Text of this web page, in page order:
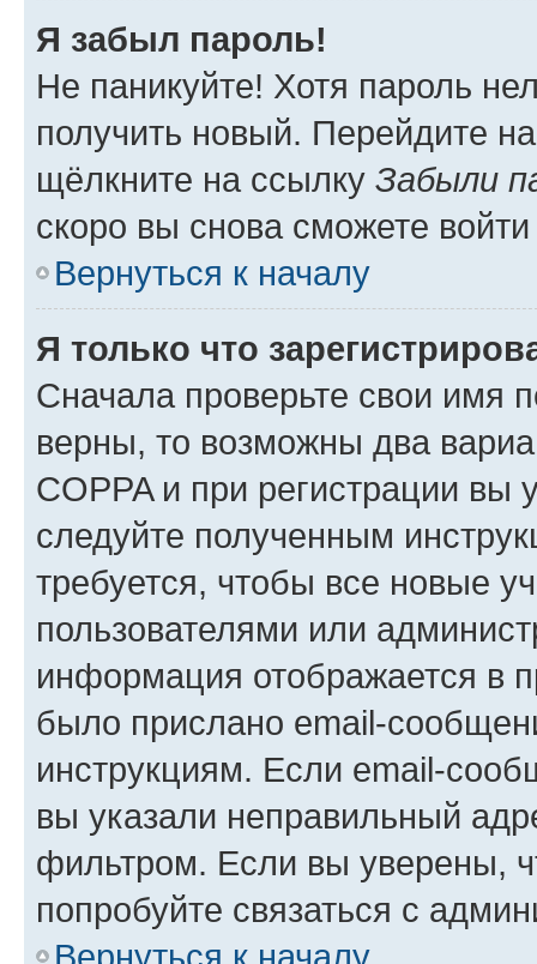
Я забыл пароль!
Не паникуйте! Хотя пароль
получить новый. Перейдите
щёлкните на ссылку Забыли
скоро вы снова сможете
Вернуться к началу
Я только что
Сначала проверьте свои имя
верны, то возможны два
COPPA и при регистрации вы
следуйте полученным
требуется, чтобы все новые
пользователями или
информация отображается в
было прислано email-
инструкциям. Если email-
вы указали неправильный
фильтром. Если вы уверены,
попробуйте связаться с
Вернуться к началу